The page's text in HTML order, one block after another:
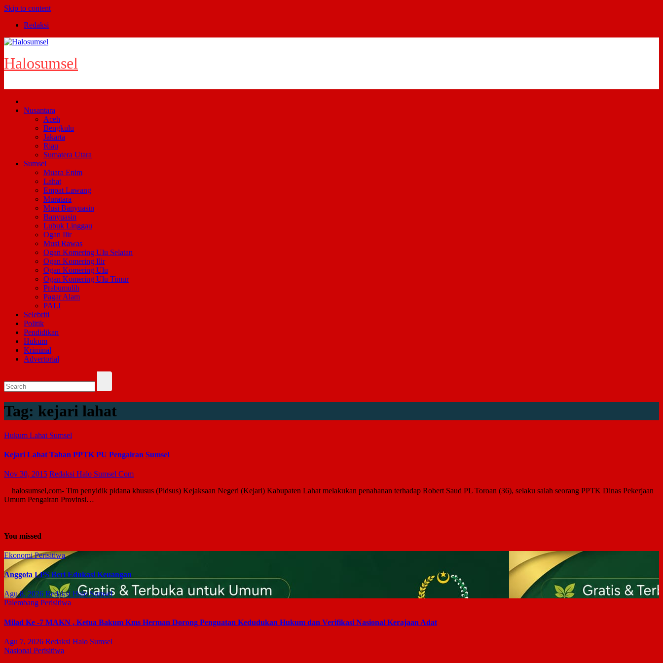
Skip to content
Redaksi
Halosumsel
Nusantara
Aceh
Bengkulu
Jakarta
Riau
Sumatera Utara
Sumsel
Muara Enim
Lahat
Empat Lawang
Muratara
Musi Banyuasin
Banyuasin
Lubuk Linggau
Ogan Ilir
Musi Rawas
Ogan Komering Ulu Selatan
Ogan Komering Ilir
Ogan Komering Ulu
Ogan Komering Ulu Timur
Prabumulih
Pagar Alam
PALI
Selebriti
Politik
Pendidikan
Hukum
Kriminal
Advertorial
Tag: kejari lahat
Hukum Lahat Sumsel
Kejari Lahat Tahan PPTK PU Pengairan Sumsel
Nov 30, 2015 Redaksi Halo Sumsel Com
halosumsel,com- Tim penyidik pidana khusus (Pidsus) Kejaksaan Negeri (Kejari) Kabupaten Lahat melakukan penahanan terhadap Robert Saud PL Toroan (36), selaku salah seorang PPTK Dinas Pekerjaan
Umum Pengairan Provinsi…
You missed
EkonomiPerisitiwa
Anggota LPS Beri Edukasi Keuangan
Agu 8, 2026 Redaksi Halo Sumsel
Palembang Perisitiwa
Milad Ke -7 MAKN , Ketua Bakum Kms Herman Dorong Penguatan Kedudukan Hukum dan Verifikasi Nasional Kerajaan Adat
Agu 7, 2026 Redaksi Halo Sumsel
Nasional Perisitiwa